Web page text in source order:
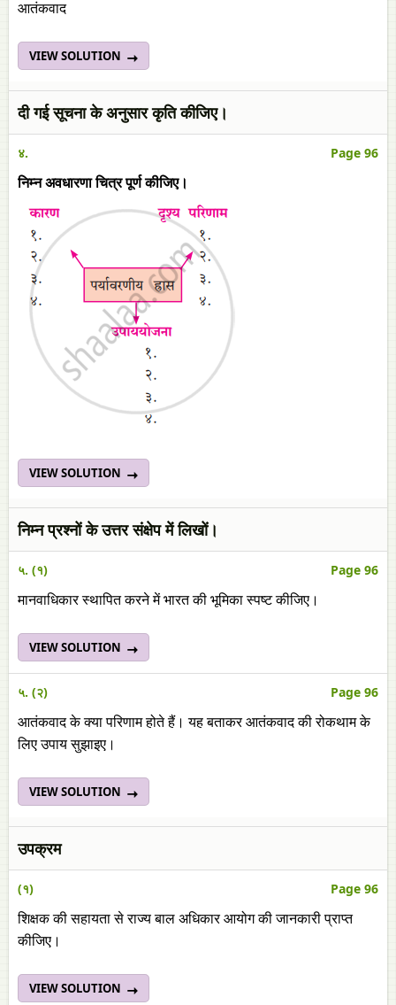
आतंकवाद
VIEW SOLUTION
दी गई सूचना के अनुसार कृति कीजिए।
४. Page 96
निम्न अवधारणा चित्र पूर्ण कीजिए।
VIEW SOLUTION
निम्न प्रश्नों के उत्तर संक्षेप में लिखों।
५. (१) Page 96
मानवाधिकार स्थापित करने में भारत की भूमिका स्पष्ट कीजिए।
VIEW SOLUTION
५. (२) Page 96
आतंकवाद के क्‍या परिणाम होते हैं। यह बताकर आतंकवाद की रोकथाम के
लिए उपाय सुझाइए।
VIEW SOLUTION
उपक्रम
(१) Page 96
शिक्षक की सहायता से राज्य बाल अधिकार आयोग की जानकारी प्राप्त
कीजिए।
VIEW SOLUTION